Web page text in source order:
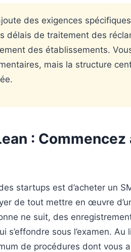
des exigences
délais de traitement des
des établissements.
mais la structure
: Commencez
startups est d’acheter un
de tout mettre en œuvre
ne suit, des
s’effondre sous l’examen.
de procédures dont vous